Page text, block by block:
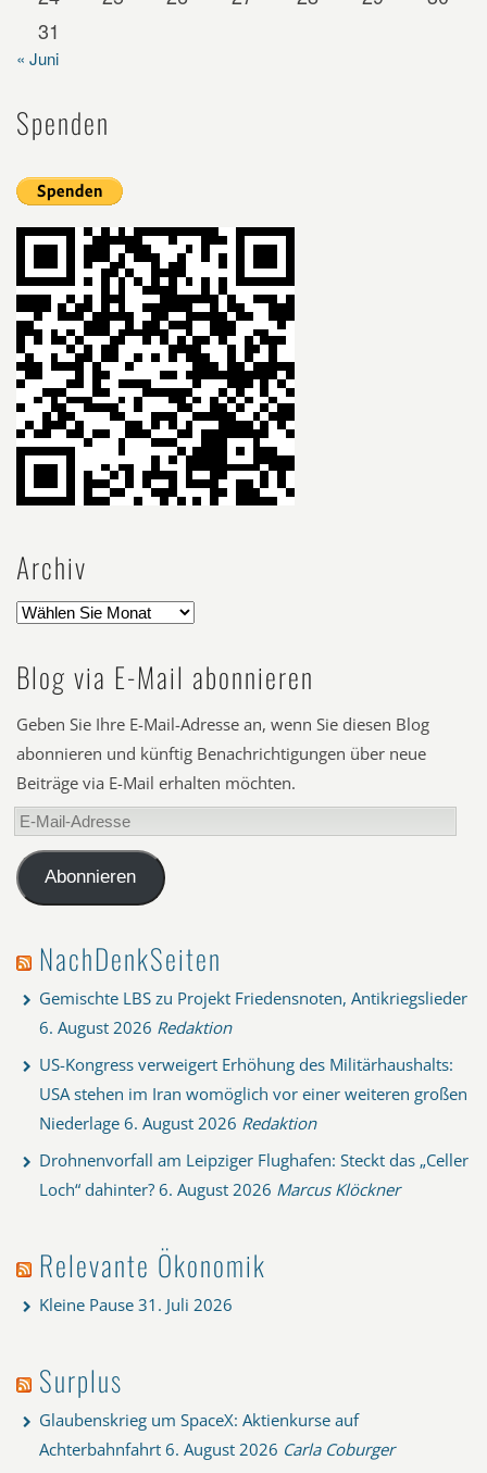
31
« Juni
Spenden
Archiv
Blog via E-Mail abonnieren
Geben Sie Ihre E-Mail-Adresse an, wenn Sie diesen Blog
abonnieren und künftig Benachrichtigungen über neue
Beiträge via E-Mail erhalten möchten.
E-
Mail-
AdresseAbonnieren
NachDenkSeiten
Gemischte LBS zu Projekt Friedensnoten, Antikriegslieder
6. August 2026 Redaktion
US-Kongress verweigert Erhöhung des Militärhaushalts:
USA stehen im Iran womöglich vor einer weiteren großen
Niederlage 6. August 2026 Redaktion
Drohnenvorfall am Leipziger Flughafen: Steckt das „Celler
Loch“ dahinter? 6. August 2026 Marcus Klöckner
Relevante Ökonomik
Kleine Pause 31. Juli 2026
Surplus
Glaubenskrieg um SpaceX: Aktienkurse auf
Achterbahnfahrt 6. August 2026 Carla Coburger